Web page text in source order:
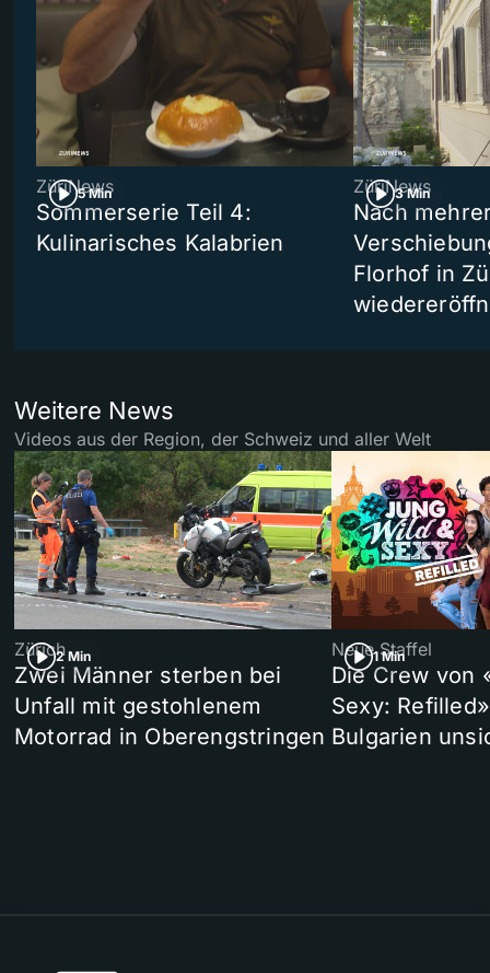
5 Min
ZüriNews
Sommerserie Teil 4:
Kulinarisches Kalabrien
3 Min
ZüriNews
Nach
Florhof in
Weitere News
Videos aus der Region, der Schweiz und aller Welt
2 Min
Zürich
Zwei Männer sterben bei
Unfall mit gestohlenem
Motorrad in Oberengstringen
1 Min
Neue Staffel
Die Crew von
Sexy:
Bulgarien